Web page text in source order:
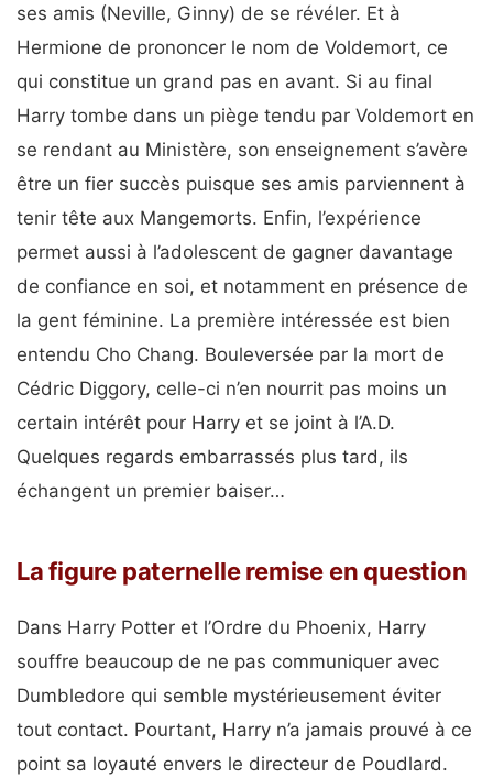
ses amis (Neville, Ginny) de se révéler. Et à
Hermione de prononcer le nom de Voldemort, ce
qui constitue un grand pas en avant. Si au final
Harry tombe dans un piège tendu par Voldemort en
se rendant au Ministère, son enseignement s’avère
être un fier succès puisque ses amis parviennent à
tenir tête aux Mangemorts. Enfin, l’expérience
permet aussi à l’adolescent de gagner davantage
de confiance en soi, et notamment en présence de
la gent féminine. La première intéressée est bien
entendu Cho Chang. Bouleversée par la mort de
Cédric Diggory, celle-ci n’en nourrit pas moins un
certain intérêt pour Harry et se joint à l’A.D.
Quelques regards embarrassés plus tard, ils
échangent un premier baiser…
La figure paternelle remise en question
Dans Harry Potter et l’Ordre du Phoenix, Harry
souffre beaucoup de ne pas communiquer avec
Dumbledore qui semble mystérieusement éviter
tout contact. Pourtant, Harry n’a jamais prouvé à ce
point sa loyauté envers le directeur de Poudlard.